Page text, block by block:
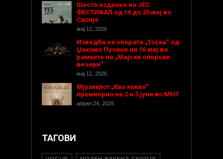
Шесто издание на ЈЕС
ФЕСТИВАЛ од 14 до 20 мај во
Скопје
мај 12, 2026
Изведба на операта „Тоска“ од
Џакомо Пучини на 16 мај во
рамките на „Мајски оперски
вечери“
мај 12, 2026
Мјузиклот „Као какао“
премиерно на 2 и 3 јуни во МНТ
април 24, 2026
ТАГОВИ